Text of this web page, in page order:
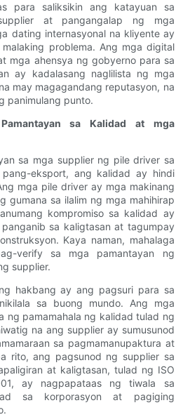
para saliksikin ang katayuan sa
at pangangalap ng mga
dating internasyonal na kliyente ay
problema. Ang mga digital
mga ahensya ng gobyerno para sa
ay kadalasang naglilista ng mga
may magagandang reputasyon, na
panimulang punto.
sa Kalidad at mga
sa mga supplier ng pile driver sa
eksport, ang kalidad ay hindi
mga pile driver ay mga makinang
gumana sa ilalim ng mga mahihirap
kompromiso sa kalidad ay
sa kaligtasan at tagumpay
Kaya naman, mahalaga
verify sa mga pamantayan ng
supplier.
hakbang ay ang pagsuri para sa
sa buong mundo. Ang mga
ng pamamahala ng kalidad tulad ng
na ang supplier ay sumusunod
sa pagmamanupaktura at
rito, ang pagsunod ng supplier sa
at kaligtasan, tulad ng ISO
ay nagpapataas ng tiwala sa
sa korporasyon at pagiging